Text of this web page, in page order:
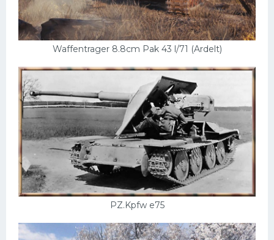
Waffentrager 8.8cm Pak 43 l/71 (Ardelt)
PZ.Kpfw e75